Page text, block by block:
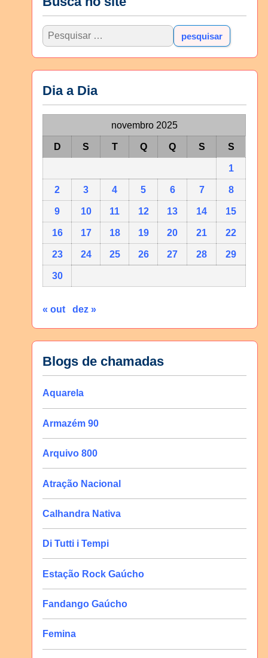
Dia a Dia
novembro 2025
D S T Q Q S S
1
2 3 4 5 6 7 8
9 10 11 12 13 14 15
16 17 18 19 20 21 22
23 24 25 26 27 28 29
30
« out dez »
Blogs de chamadas
Aquarela
Armazém 90
Arquivo 800
Atração Nacional
Calhandra Nativa
Di Tutti i Tempi
Estação Rock Gaúcho
Fandango Gaúcho
Femina